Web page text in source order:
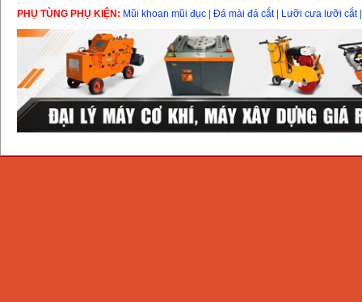
PHỤ TÙNG PHỤ KIỆN: Mũi khoan mũi đục Đá mài đá cắt| Lưỡi cưa lưỡi cắt